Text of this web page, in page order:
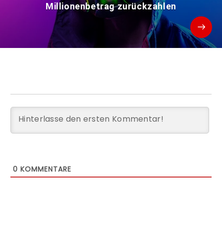
Millionenbetrag zurückzahlen
0 KOMMENTARE